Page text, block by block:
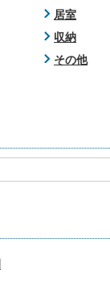
居室
収納
その他